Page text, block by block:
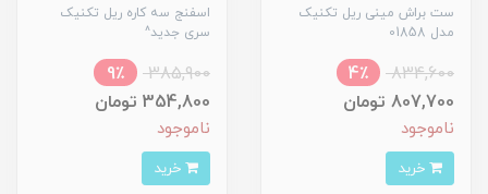
ست براش مینی ریل تکنیک
مدل 01858
834,600
4٪
807,700 تومان
ناموجود
اسفنج سه کاره ریل تکنیک
سری جدید^
385,900
9٪
354,800 تومان
ناموجود